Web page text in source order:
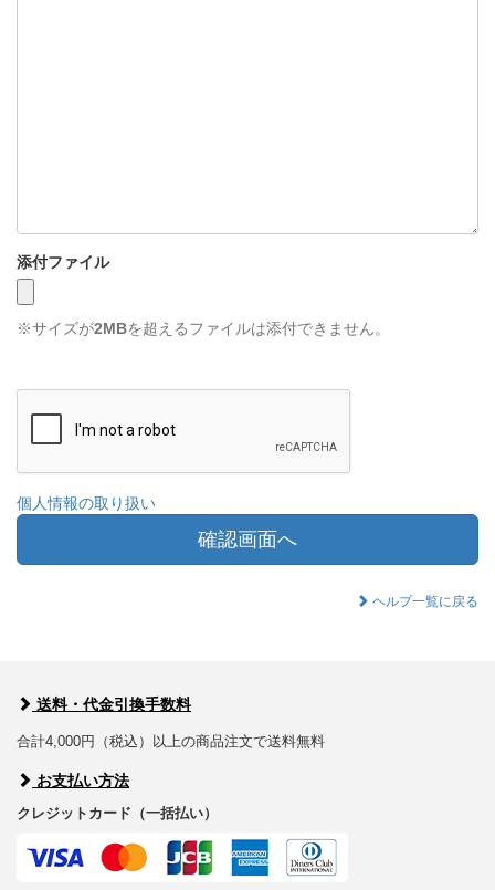
添付ファイル
※サイズが2MBを超えるファイルは添付できません。
個人情報の取り扱い
確認画面へ
ヘルプ一覧に戻る
送料・代金引換手数料
合計4,000円（税込）以上の商品注文で送料無料
お支払い方法
クレジットカード（一括払い）